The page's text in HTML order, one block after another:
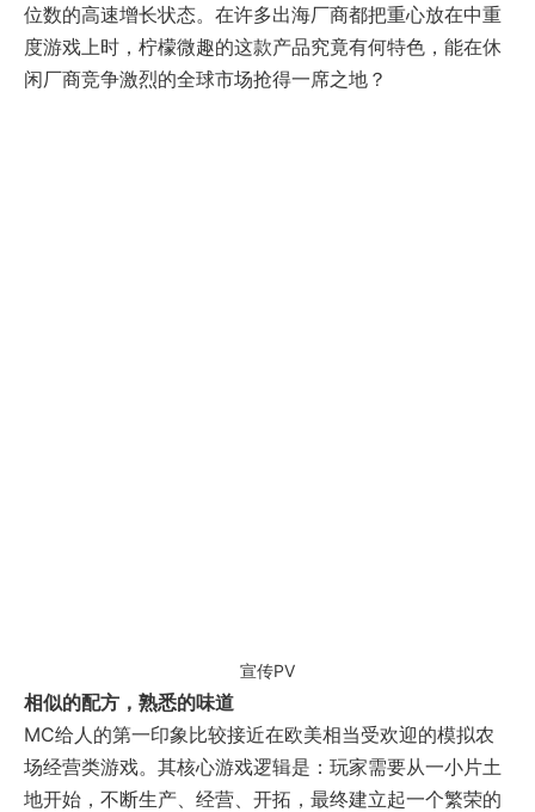
位数的高速增长状态。在许多出海厂商都把重心放在中重
度游戏上时，柠檬微趣的这款产品究竟有何特色，能在休
闲厂商竞争激烈的全球市场抢得一席之地？
宣传PV
相似的配方，熟悉的味道
MC给人的第一印象比较接近在欧美相当受欢迎的模拟农
场经营类游戏。其核心游戏逻辑是：玩家需要从一小片土
地开始，不断生产、经营、开拓，最终建立起一个繁荣的